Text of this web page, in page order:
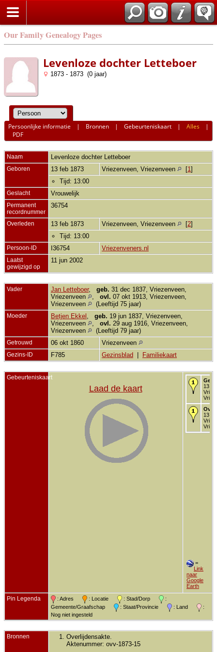
Our Family Genealogy Pages
Levenloze dochter Letteboer
1873 - 1873 (0 jaar)
Persoonlijke informatie | Bronnen |Gebeurteniskaart |Alles |
PDF
Naam Levenloze dochter Letteboer
Geboren 13 feb 1873 Vriezenveen, Vriezenveen [1 ]
Tijd: 13:00
Geslacht Vrouwelijk
Permanent
recordnummer
36754
Overleden 13 feb 1873 Vriezenveen, Vriezenveen [2]
Tijd: 13:00
Persoon-ID I36754 Vriezenveners.nl
Laatst
gewijzigd op
11 jun 2002
Vader Jan Letteboer, geb. 31 dec 1837, Vriezenveen,
Vriezenveen
ovl. 07 okt 1913, Vriezenveen,
Vriezenveen
(Leeftijd 75 jaar)
Moeder Betjen Ekkel geb. 19 jun 1837, Vriezenveen,
Vriezenveen
ovl. 29 aug 1916, Vriezenveen,
Vriezenveen
(Leeftijd 79 jaar)
Getrouwd 06 okt 1860 Vriezenveen
Gezins-ID F785 Gezinsblad Familiekaart
Gebeurteniskaart
Laad de kaart
13
13
=
Link
naar
Google
Earth
Pin Legenda : Adres : Locatie : Stad/Dorp
:
Gemeente/Graafschap
: Staat/Provincie : Land
:
Nog niet ingesteld
Bronnen
Overlijdensakte.
Aktenummer: ovv-1873-15